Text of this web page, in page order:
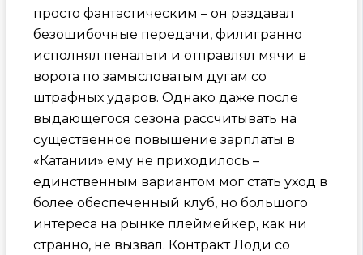
просто фантастическим – он раздавал
безошибочные передачи, филигранно
исполнял пенальти и отправлял мячи в
ворота по замысловатым дугам со
штрафных ударов. Однако даже после
выдающегося сезона рассчитывать на
существенное повышение зарплаты в
«Катании» ему не приходилось –
единственным вариантом мог стать уход в
более обеспеченный клуб, но большого
интереса на рынке плеймейкер, как ни
странно, не вызвал. Контракт Лоди со